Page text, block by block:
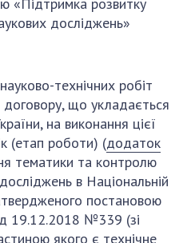
досліджень»
технічних робіт
договору, що укладається
на виконання цієї
(етап роботи) (додаток
тематики та контролю
в Національній
постановою
19.12.2018 №339 (зі
якого є технічне